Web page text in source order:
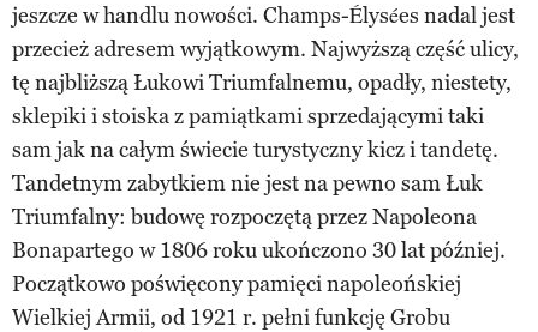
jeszcze w handlu nowości. Champs-Élysées nadal jest
przecież adresem wyjątkowym. Najwyższą część ulicy,
tę najbliższą Łukowi Triumfalnemu, opadły, niestety,
sklepiki i stoiska z pamiątkami sprzedającymi taki
sam jak na całym świecie turystyczny kicz i tandetę.
Tandetnym zabytkiem nie jest na pewno sam Łuk
Triumfalny: budowę rozpoczętą przez Napoleona
Bonapartego w 1806 roku ukończono 30 lat później.
Początkowo poświęcony pamięci napoleońskiej
Wielkiej Armii, od 1921 r. pełni funkcję Grobu